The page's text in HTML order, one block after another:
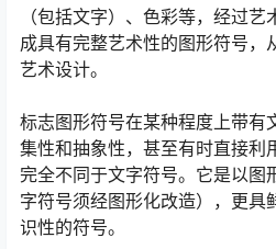
（包括文字）、色彩等，经过
成具有完整艺术性的图形符号，
艺术设计。
标志图形符号在某种程度上带有
集性和抽象性，甚至有时直接利
完全不同于文字符号。它是以图
字符号须经图形化改造），更具
识性的符号。